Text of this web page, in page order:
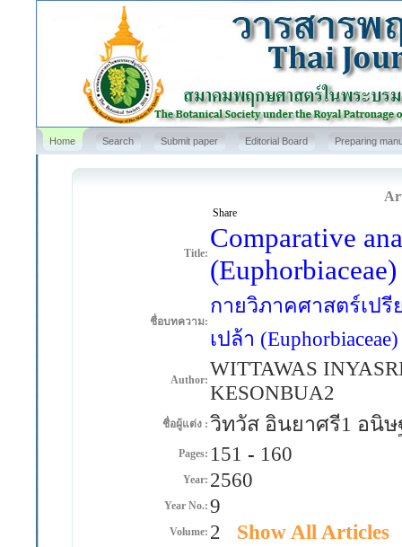
Home Search Submit paper Editorial Board Preparing
Share
Title: Comparative
ชื่อบทความ:
กายวิภาคศาสตร์เปรี
เปล้า
Author: WITTAWAS
KESONBUA2
ชื่อผู้แต่ง : วิทวัส อินยาศรี1 อนิ
Pages: 151 - 160
Year: 2560
Year No.: 9
Volume: 2 Show All Articles